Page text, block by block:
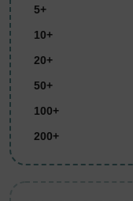
5+
10+
20+
50+
100+
200+